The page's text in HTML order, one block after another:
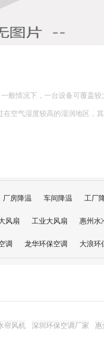
降温原理的详细解释： 一、核心原理
当风扇吹出的风经过这些湿润
厂房降温 车间降温 工厂
风扇 工业大风扇 惠州水
调 龙华环保空调 大浪环
帘风机 深圳环保空调厂家 惠